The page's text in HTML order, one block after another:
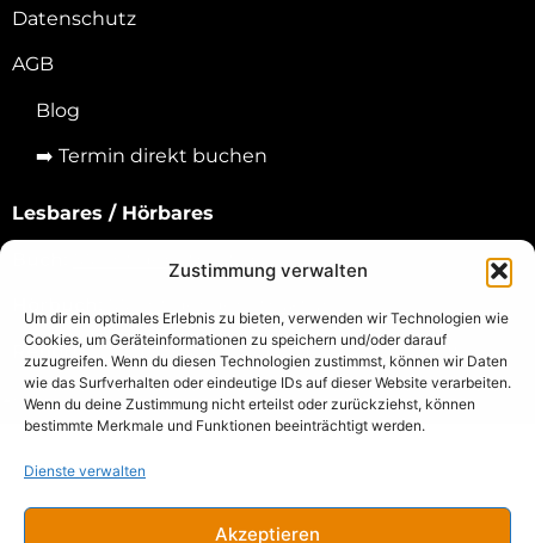
Zustimmung verwalten
Um dir ein optimales Erlebnis zu bieten, verwenden wir Technologien wie
Cookies, um Geräteinformationen zu speichern und/oder darauf
zuzugreifen. Wenn du diesen Technologien zustimmst, können wir Daten
wie das Surfverhalten oder eindeutige IDs auf dieser Website verarbeiten.
Wenn du deine Zustimmung nicht erteilst oder zurückziehst, können
bestimmte Merkmale und Funktionen beeinträchtigt werden.
Dienste verwalten
Akzeptieren
Datenschutz
AGB
Blog
➡️ Termin direkt buchen
Lesbares / Hörbares
Macht der Struktur
Report: Wie man Arbeitgebermarken erschafft